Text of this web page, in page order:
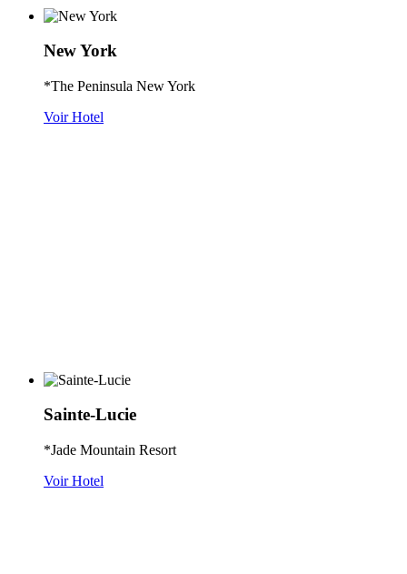
New York
*The Peninsula New York
Voir Hotel
Sainte-Lucie
*Jade Mountain Resort
Voir Hotel